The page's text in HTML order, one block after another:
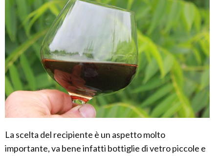
La scelta del recipiente è un aspetto molto
importante, va bene infatti bottiglie di vetro piccole e